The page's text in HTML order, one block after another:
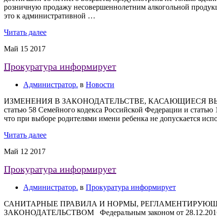
розничную продажу несовершеннолетним алкогольной
это к административной …
Читать далее
Май 15 2017
Прокуратура информирует
Администратор. в Новости
ИЗМЕНЕНИЯ В ЗАКОНОДАТЕЛЬСТВЕ, КАСАЮЩИЕСЯ
статью 58 Семейного кодекса Российской Федерации и
что при выборе родителями имени ребенка не допускается
Читать далее
Май 12 2017
Прокуратура информирует
Администратор. в Прокуратура информирует
САНИТАРНЫЕ ПРАВИЛА И НОРМЫ,
ЗАКОНОДАТЕЛЬСТВОМ Федеральным законом от 28.12.2016 №